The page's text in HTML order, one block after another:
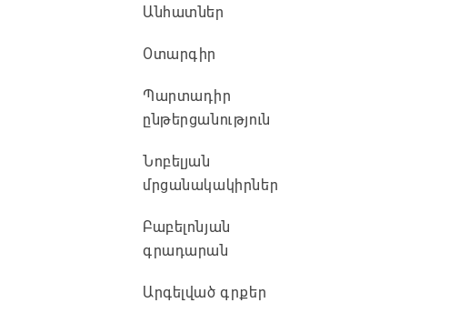
Անհատներ
Օտարգիր
Պարտադիր
ընթերցանություն
Նոբելյան
մրցանակակիրներ
Բաբելոնյան
գրադարան
Արգելված գրքեր